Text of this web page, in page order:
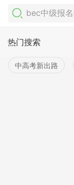
热门搜索
中高考新出路